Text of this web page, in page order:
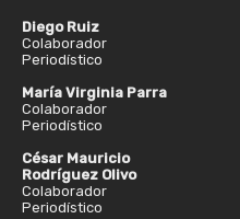
Diego Ruiz
Colaborador
Periodístico
María Virginia Parra
Colaborador
Periodístico
César Mauricio
Rodríguez Olivo
Colaborador
Periodístico